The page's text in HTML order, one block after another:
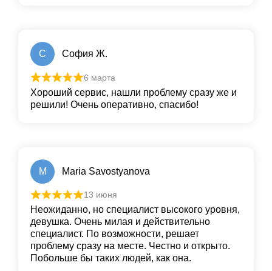
С София Ж.
6 марта
Хороший сервис, нашли проблему сразу же и
решили! Очень оперативно, спасибо!
M Maria Savostyanova
13 июня
Неожиданно, но специалист высокого уровня,
девушка. Очень милая и действительно
специалист. По возможности, решает
проблему сразу на месте. Честно и открыто.
Побольше бы таких людей, как она.